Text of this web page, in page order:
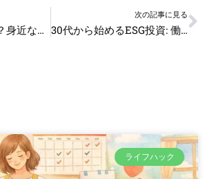
これって違法なの？身近なトラブルを防ぐ法律知識あれこれ
次の記事に見る
30代から始めるESG投資: 働きながら資産運用で社会貢献
ライフハック